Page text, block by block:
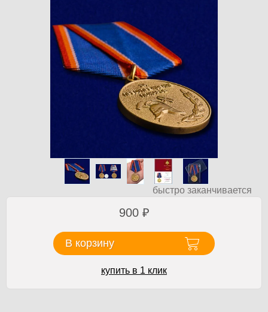
быстро заканчивается
900 ₽
В корзину
купить в 1 клик